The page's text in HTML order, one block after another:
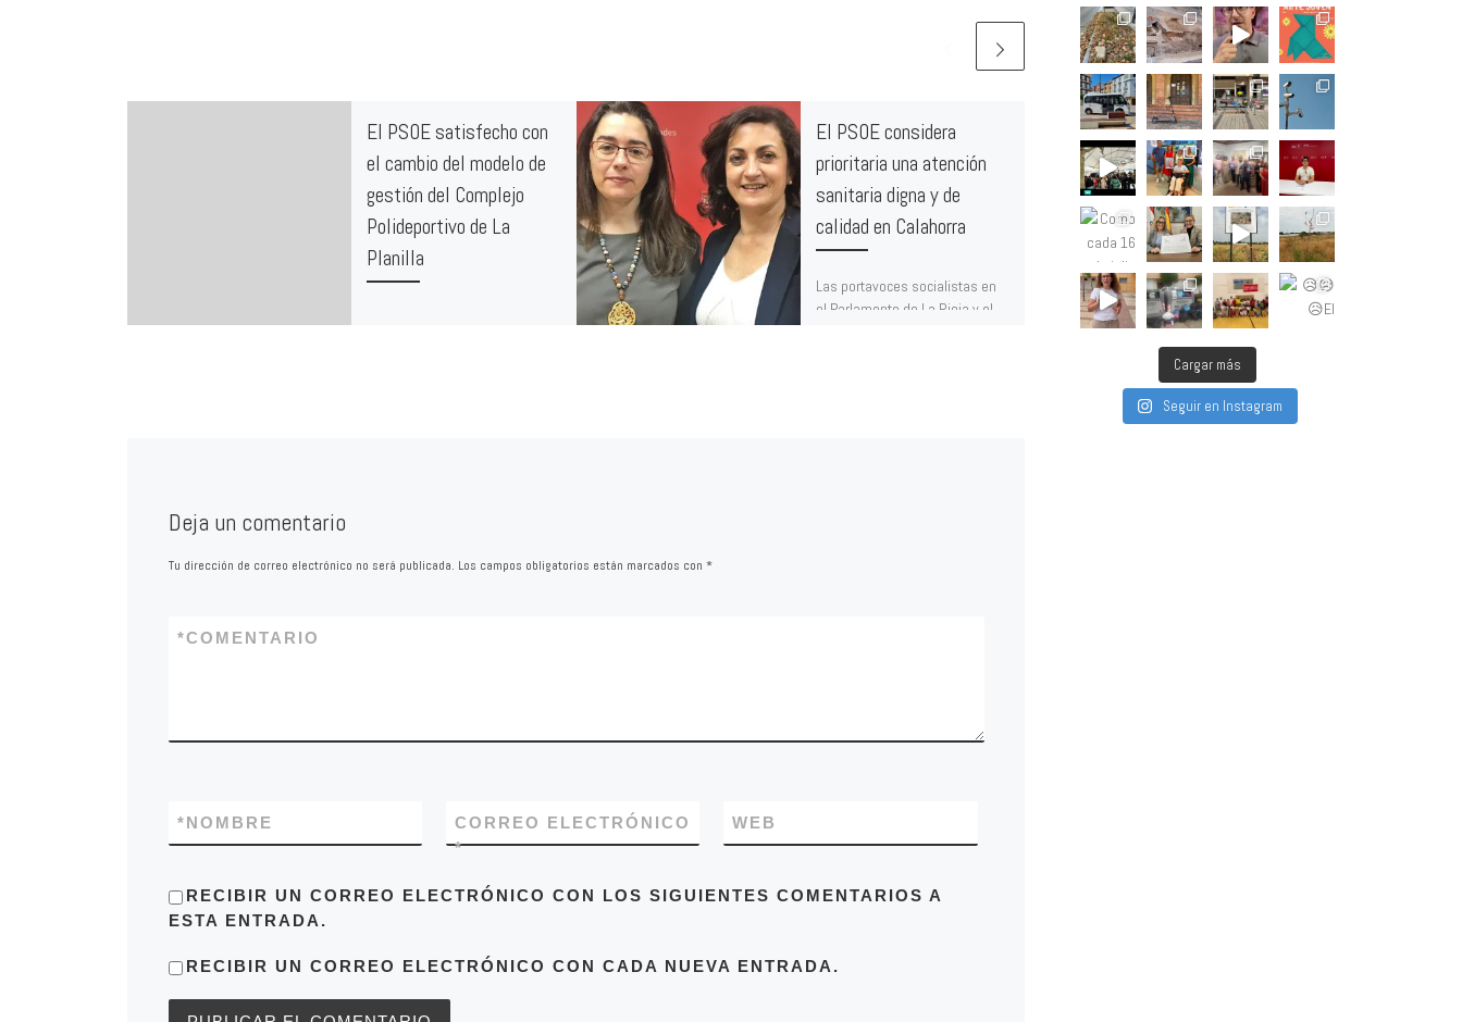
El PSOE satisfecho con
el cambio del modelo de
gestión del Complejo
Polideportivo de La
Planilla
El PSOE considera
prioritaria una atención
sanitaria digna y de
calidad en Calahorra
Las portavoces socialistas en
el Parlamento de La Rioja y el
La venta del solar del
LIDL deja al
Ayuntamiento de
Calahorra sin parcelas
para desarrollar
equipamientos
faraónicos y a cambio no
desarrolla vivienda protegida ni
Deja un comentario
Tu dirección de correo electrónico no será publicada. Los campos obligatorios están marcados con *
COMENTARIO
*
NOMBRE
*
CORREO ELECTRÓNICO
*
WEB
RECIBIR UN CORREO ELECTRÓNICO CON LOS SIGUIENTES COMENTARIOS A
ESTA ENTRADA.
RECIBIR UN CORREO ELECTRÓNICO CON CADA NUEVA ENTRADA.
Cargar más
Seguir en Instagram